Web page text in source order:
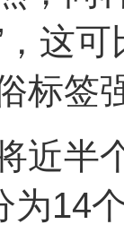
，这
标签
近半
为14